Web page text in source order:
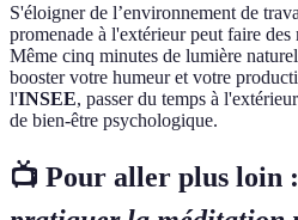
S'éloigner de l’environnement de
promenade à l'extérieur peut faire
Même cinq minutes de lumière
booster votre humeur et votre
l'INSEE, passer du temps à
de bien-être psychologique.
📺 Pour aller plus loin :